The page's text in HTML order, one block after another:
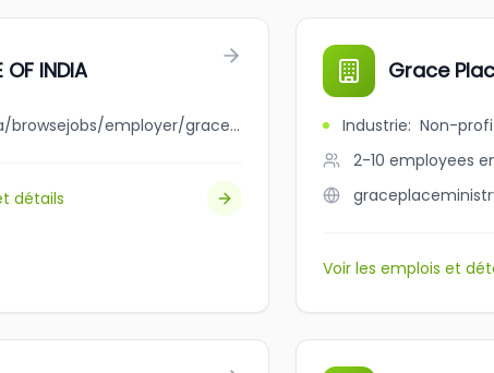
OF INDIA
jobbank.gc.ca/browsejobs/employer/grace+of+india/ca
détails
Grace
Industrie: Non-
2-10 employees
Voir les emplois et